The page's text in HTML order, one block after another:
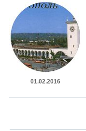
01.02.2016